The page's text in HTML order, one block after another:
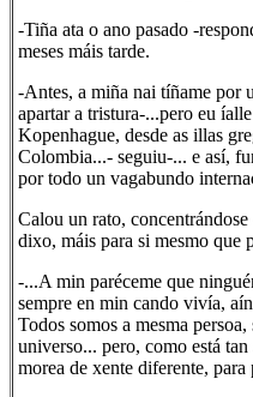
-Tiña ata o ano pasado -
meses máis tarde.
-Antes, a miña nai tíñame por
apartar a tristura-...pero eu
Kopenhague, desde as illas
Colombia...- seguiu-... e así,
por todo un vagabundo
Calou un rato,
dixo, máis para si mesmo que
-...A min paréceme que
sempre en min cando vivía,
Todos somos a mesma
universo... pero, como está
morea de xente diferente,